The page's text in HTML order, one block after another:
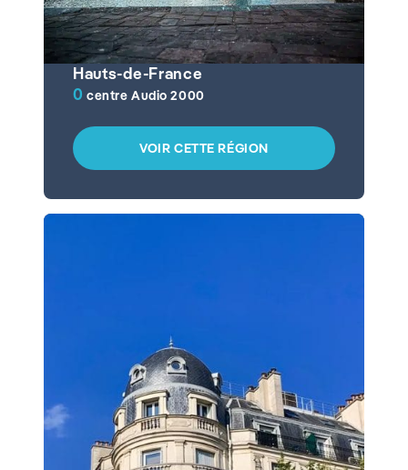
Hauts-de-France
0 centre Audio 2000
VOIR CETTE RÉGION